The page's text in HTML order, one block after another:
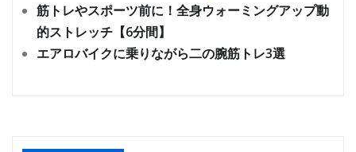
筋トレやスポーツ前に！全身ウォーミングアップ動
的ストレッチ【6分間】
エアロバイクに乗りながら二の腕筋トレ3選